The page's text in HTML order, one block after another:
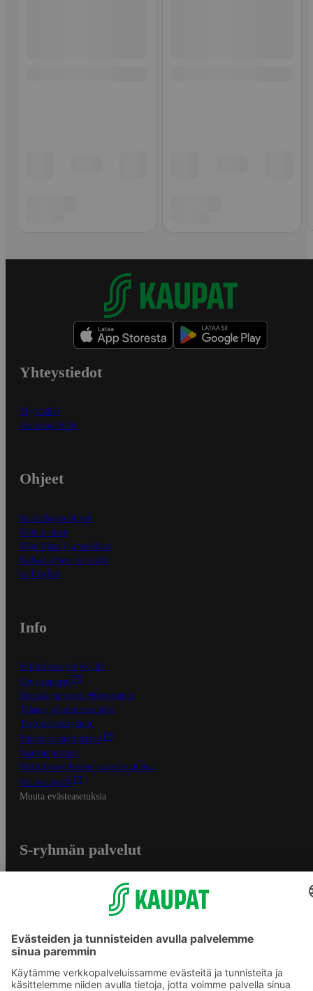
Yhteystiedot
Myymälät
Asiakaspalvelu
Ohjeet
Ensitilaajan ohjeet
Näin maksat
Näin tilaat ja muokkaat
Kaikki ohjeet ja vinkit
In English
Info
S-Business yrityksille
Oiva-raportit
Osuuskauppojen yhteystiedot
Tilaus- ja toimitusehdot
Tietosuojakäytäntö
Palvelun käyttöehdot
Saavutettavuus
Mobiilisovelluksen saavutettavuus
Mainostajalle
Muuta evästeasetuksia
S-ryhmän palvelut
S-ostoslista -sovellus
Prisma.fi
Sokos.fi
S-Pankki